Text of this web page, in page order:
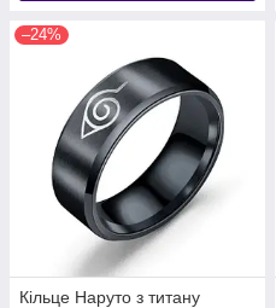
–24%
Кільце Наруто з титану